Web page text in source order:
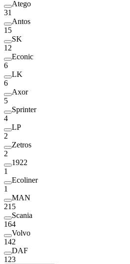
Atego
31
Antos
15
SK
12
Econic
6
LK
6
Axor
5
Sprinter
4
LP
2
Zetros
2
1922
1
Ecoliner
1
MAN
215
Scania
164
Volvo
142
DAF
123